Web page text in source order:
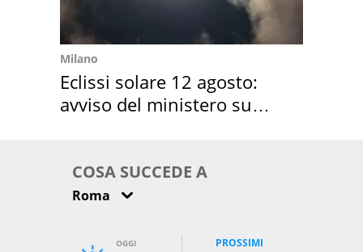
Milano
Eclissi solare 12 agosto:
avviso del ministero su